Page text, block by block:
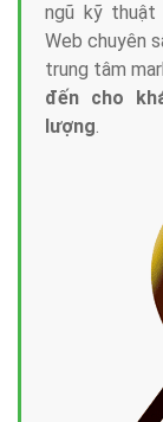
ngũ kỹ thuật
Web chuyên
trung tâm
đến cho
lượng.